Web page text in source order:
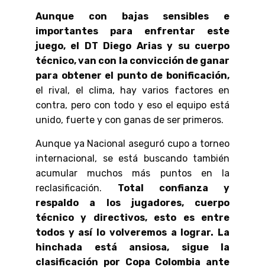
Aunque con bajas sensibles e
importantes para enfrentar este
juego, el DT Diego Arias y su cuerpo
técnico, van con la convicción de ganar
para obtener el punto de bonificación,
el rival, el clima, hay varios factores en
contra, pero con todo y eso el equipo está
unido, fuerte y con ganas de ser primeros.
Aunque ya Nacional aseguró cupo a torneo
internacional, se está buscando también
acumular muchos más puntos en la
reclasificación. Total confianza y
respaldo a los jugadores, cuerpo
técnico y directivos, esto es entre
todos y así lo volveremos a lograr. La
hinchada está ansiosa, sigue la
clasificación por Copa Colombia ante